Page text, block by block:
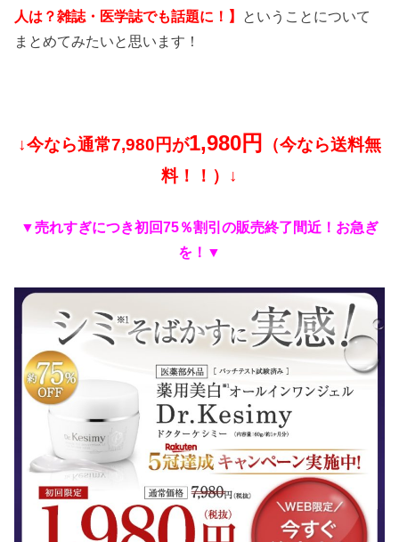
人は？雑誌・医学誌でも話題に！】 ということについて
まとめてみたいと思います！
↓今なら通常7,980円が1,980円
（今なら送料無
料！！）↓
▼売れすぎにつき初回75％割引の販売終了間近！お急ぎ
を！▼